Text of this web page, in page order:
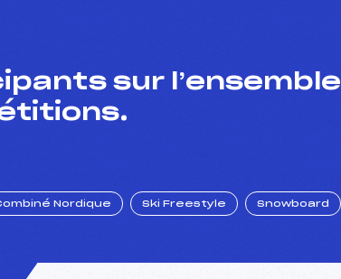
sur l’ensemble
Nordique Ski Freestyle Snowboard